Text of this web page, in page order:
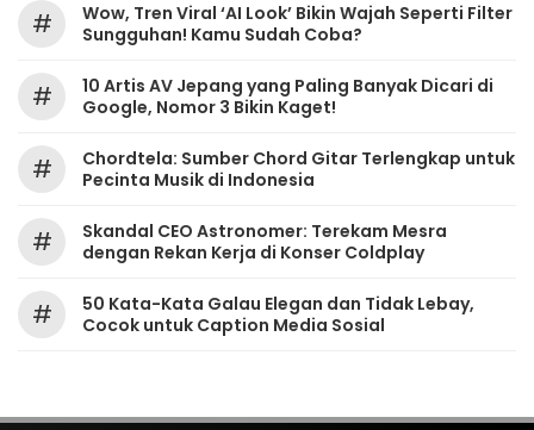
#
Wow, Tren Viral ‘AI Look’ Bikin Wajah Seperti Filter
Sungguhan! Kamu Sudah Coba?
#
10 Artis AV Jepang yang Paling Banyak Dicari di
Google, Nomor 3 Bikin Kaget!
#
Chordtela: Sumber Chord Gitar Terlengkap untuk
Pecinta Musik di Indonesia
#
Skandal CEO Astronomer: Terekam Mesra
dengan Rekan Kerja di Konser Coldplay
#
50 Kata-Kata Galau Elegan dan Tidak Lebay,
Cocok untuk Caption Media Sosial